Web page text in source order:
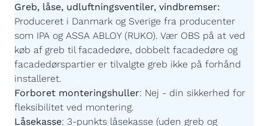
Greb, låse, udluftningsventiler, vindbremser:
Produceret i Danmark og Sverige fra producenter
som IPA og ASSA ABLOY (RUKO). Vær OBS på at ved
køb af greb til facadedøre, dobbelt facadedøre og
facadedørspartier er tilvalgte greb ikke på forhånd
installeret.
Forboret monteringshuller: Nej - din sikkerhed for
fleksibilitet ved montering.
Låsekasse: 3-punkts låsekasse (uden greb og